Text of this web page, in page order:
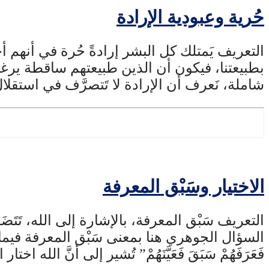
حُرية وعبودية الإرادة
التعريف يَمتلك كل البشر إرادةً حُرة في أنهم
بطبيعتنا، فيكون أن الذين طبيعتهم ساقطة
شاملة، نَعرف أن الإرادة لا تَتصرَّف في
الاختيار وسَبْق المعرفة
التعريف سَبْق المعرفة، بالإشارة إلى الله،
فَعَرَفَهُمْ سَبَقَ فَعَيَّنَهُمْ” تُشير إلى أنَّ الله اختار